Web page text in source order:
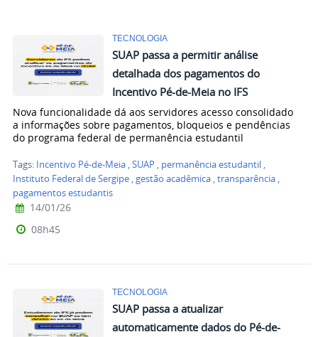
TECNOLOGIA
SUAP passa a permitir análise
detalhada dos pagamentos do
Incentivo Pé-de-Meia no IFS
Nova funcionalidade dá aos servidores acesso consolidado
a informações sobre pagamentos, bloqueios e pendências
do programa federal de permanência estudantil
Tags: Incentivo Pé-de-Meia ,SUAP , permanência estudantil ,
Instituto Federal de Sergipe , gestão acadêmica ,transparência ,
pagamentos estudantis
14/01/26
08h45
TECNOLOGIA
SUAP passa a atualizar
automaticamente dados do Pé-de-